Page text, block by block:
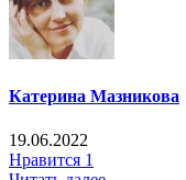
Катерина Мазникова
19.06.2022
Нравится 1